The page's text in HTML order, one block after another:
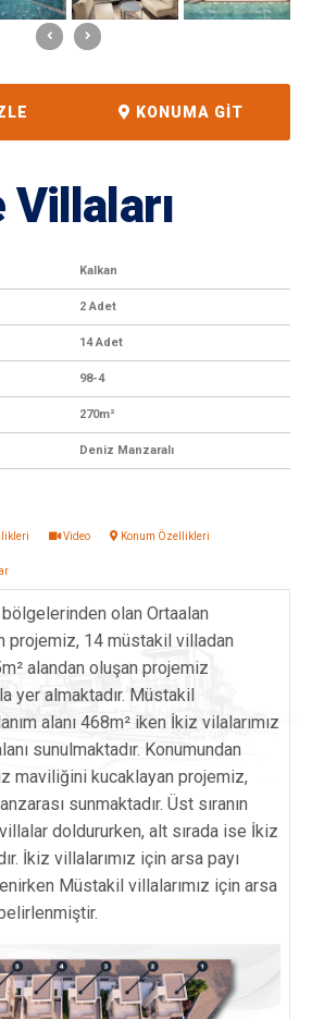
KONUMA GIT
Villaları
Kalkan
2 Adet
14 Adet
98-4
270m²
Deniz Manzaralı
Video Konum Özellikleri
olan Ortaalan
projemiz, 14 müstakil villadan
alandan oluşan projemiz
yer almaktadır. Müstakil
alanı 468m² iken İkiz vilalarımız
sunulmaktadır. Konumundan
maviliğini kucaklayan projemiz,
sunmaktadır. Üst sıranın
doldururken, alt sırada ise İkiz
İkiz villalarımız için arsa payı
Müstakil villalarımız için arsa